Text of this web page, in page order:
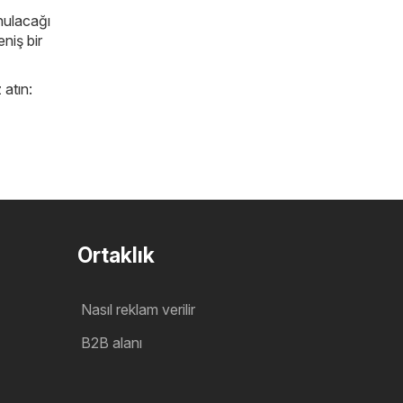
bir
Ortaklık
Nasıl reklam verilir
B2B alanı